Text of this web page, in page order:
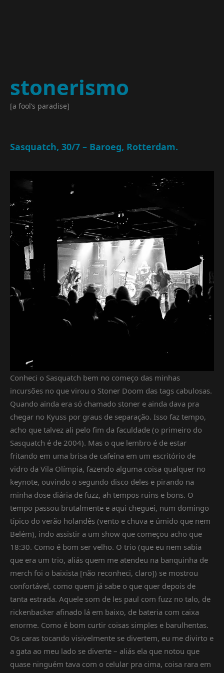
stonerismo
[a fool’s paradise]
Sasquatch, 30/7 – Baroeg, Rotterdam.
Conheci o Sasquatch bem no começo das minhas
incursões no que virou o Stoner Doom das tags cabulosas.
Quando ainda era só chamado stoner e ainda dava pra
chegar no Kyuss por graus de separação. Isso faz tempo,
acho que talvez ali pelo fim da faculdade (o primeiro do
Sasquatch é de 2004). Mas o que lembro é de estar
fritando em uma brisa de cafeína em um escritório de
vidro da Vila Olímpia, fazendo alguma coisa qualquer no
keynote, ouvindo o segundo disco deles e pirando na
minha dose diária de fuzz, ah tempos ruins e bons. O
tempo passou brutalmente e aqui cheguei, num domingo
típico do verão holandês (vento e chuva e úmido que nem
Belém), indo assistir a um show que começou acho que
18:30. Como é bom ser velho. O trio (que eu nem sabia
que era um trio, aliás quem me atendeu na banquinha de
merch foi o baixista [não reconheci, claro]) se mostrou
confortável, como quem já sabe o que quer depois de
tanta estrada. Aquele som de les paul com fuzz no talo, de
rickenbacker afinado lá em baixo, de bateria com caixa
enorme. Como é bom curtir coisas simples e barulhentas.
Os caras tocando visivelmente se divertem, eu me divirto e
a gata ao meu lado se diverte – aliás ela que notou que
quase ninguém tava com o celular pra cima, coisa rara em